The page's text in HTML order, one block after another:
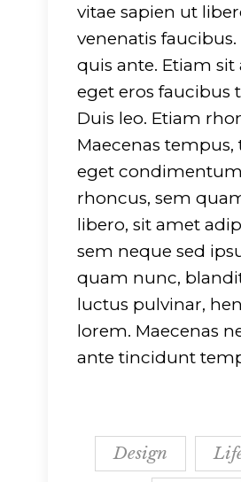
vitae sapien ut
venenatis
quis ante. Etiam
eget eros faucibus
Duis leo. Etiam
Maecenas tempus,
eget condimentum
rhoncus, sem
libero, sit amet
sem neque sed
quam nunc,
luctus pulvinar,
lorem. Maecenas
ante tincidunt
Design